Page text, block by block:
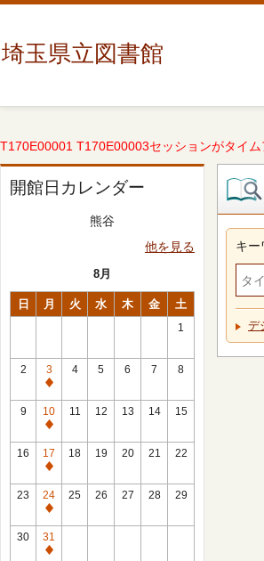
埼玉県立図書館
T170E00001 T170E00003セッションがタイ
開館日カレンダー
熊谷
他を見る
8月
日 月 火 水 木 金 土
1
2
3
休
館
日
4 5 6 7 8
9
10
休
館
日
11 12 13 14 15
16
17
休
館
日
18 19 20 21 22
23
24
休
館
日
25 26 27 28 29
30
31
休
キー
デ